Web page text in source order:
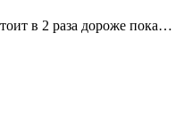
в 2 раза дороже пока…